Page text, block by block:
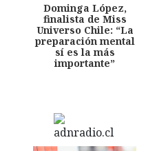
Dominga López,
finalista de Miss
Universo Chile: “La
preparación mental
sí es la más
importante”